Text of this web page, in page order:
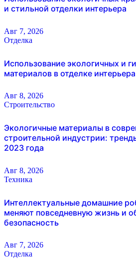
и стильной отделки интерьера
Авг 7, 2026
Отделка
Использование экологичных и
материалов в отделке
Авг 8, 2026
Строительство
Экологичные материалы в
строительной индустрии:
2023 года
Авг 8, 2026
Техника
Интеллектуальные домашние
меняют повседневную жизнь и
безопасность
Авг 7, 2026
Отделка